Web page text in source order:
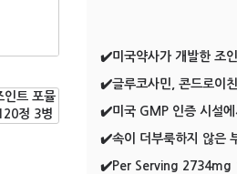
✔️미국약사가 개발한 조
✔️글루코사민, 콘드로이
✔️미국 GMP 인증 시설에
✔️속이 더부룩하지 않은
✔️Per Serving 2734mg